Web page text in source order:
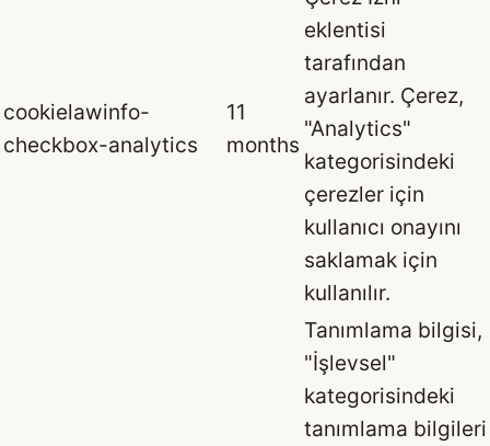
cookielawinfo-
checkbox-analytics
11
months
eklentisi
tarafından
ayarlanır. Çerez,
"Analytics"
kategorisindeki
çerezler için
kullanıcı onayını
saklamak için
kullanılır.
Tanımlama bilgisi,
"İşlevsel"
kategorisindeki
tanımlama bilgileri